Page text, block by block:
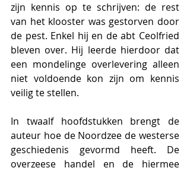
zijn kennis op te schrijven: de rest
van het klooster was gestorven door
de pest. Enkel hij en de abt Ceolfried
bleven over. Hij leerde hierdoor dat
een mondelinge overlevering alleen
niet voldoende kon zijn om kennis
veilig te stellen.
In twaalf hoofdstukken brengt de
auteur hoe de Noordzee de westerse
geschiedenis gevormd heeft. De
overzeese handel en de hiermee